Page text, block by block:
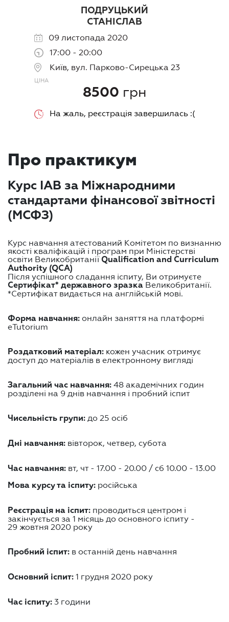
ПОДРУЦЬКИЙ
СТАНІСЛАВ
09 листопада 2020
17:00 - 20:00
Київ, вул. Парково-Сирецька 23
ЦIНА
8500 грн
На жаль, реєстрація завершилась :(
Про практикум
Курс ІАВ за Міжнародними
стандартами фінансової звітності
(МСФЗ)
Курс навчання атестований Комітетом по визнанню
якості кваліфікацій і програм при Міністерстві
освіти Великобританії Qualification and Curriculum
Authority (QCA)
Після успішного сладання іспиту, Ви отримуєте
Сертифікат* державного зразка Великобританії.
*Сертифікат видається на англійській мові.
Форма навчання: онлайн заняття на платформі
eTutorium
Роздатковий матеріал: кожен учасник отримує
доступ до матеріалів в електронному вигляді
Загальний час навчання: 48 академічних годин
розділені на 9 днів навчання і пробний іспит
Чисельність групи: до 25 осіб
Дні навчання: вівторок, четвер, субота
Час навчання: вт, чт - 17.00 - 20.00 / сб 10.00 - 13.00
Мова курсу та іспиту: російська
Реєстрація на іспит: проводиться центром і
закінчується за 1 місяць до основного іспиту -
29 жовтня 2020 року
Пробний іспит: в останній день навчання
Основний іспит: 1 грудня 2020 року
Час іспиту: 3 години